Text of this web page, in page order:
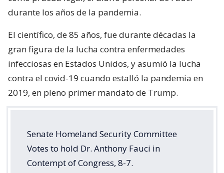
durante los años de la pandemia.
El científico, de 85 años, fue durante décadas la
gran figura de la lucha contra enfermedades
infecciosas en Estados Unidos, y asumió la lucha
contra el covid-19 cuando estalló la pandemia en
2019, en pleno primer mandato de Trump.
Senate Homeland Security Committee
Votes to hold Dr. Anthony Fauci in
Contempt of Congress, 8-7.